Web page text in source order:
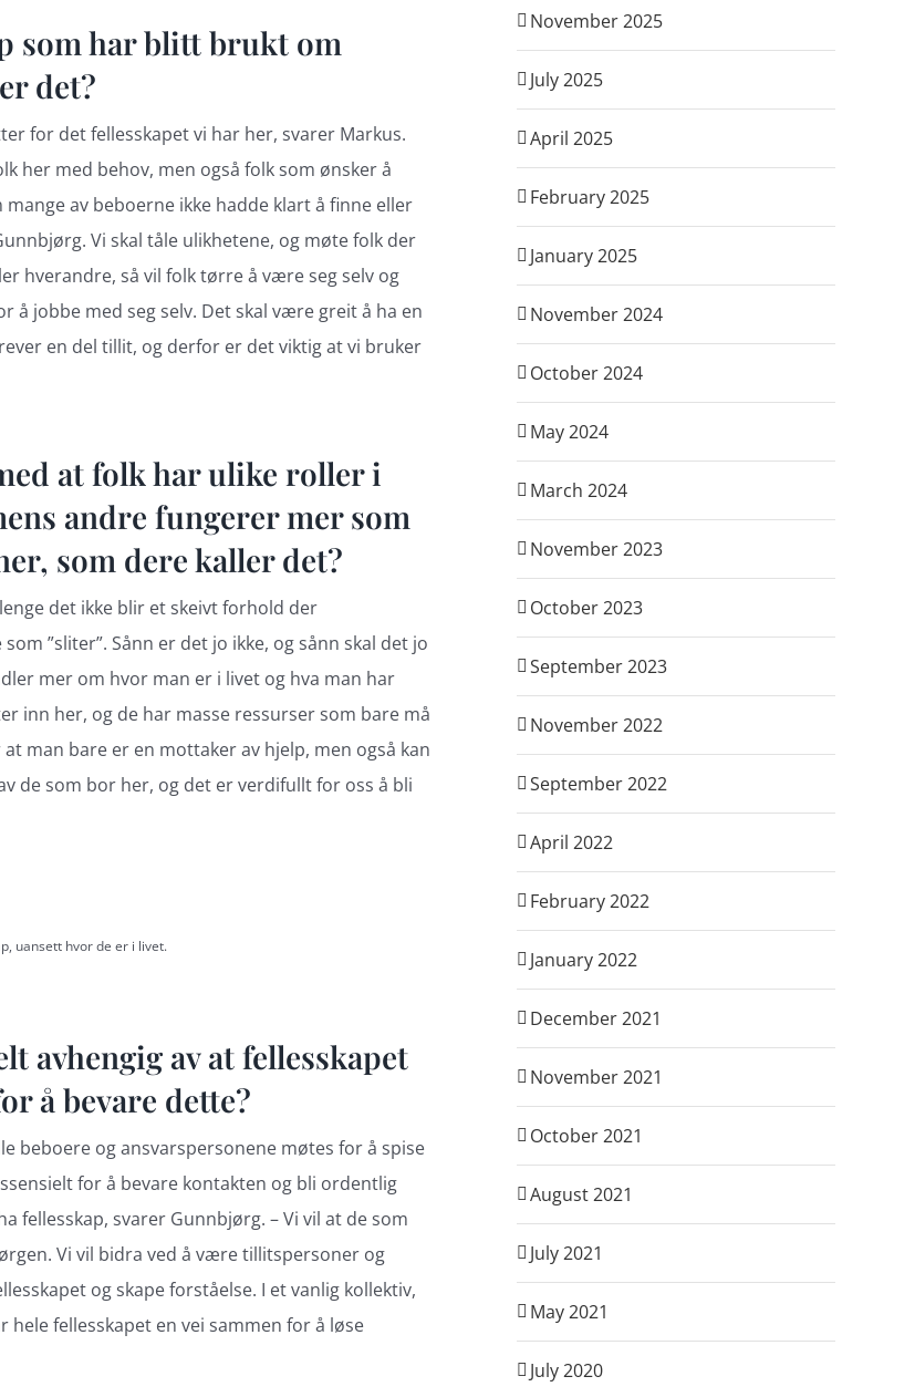
som har blitt brukt om
det?
for det fellesskapet vi har her, svarer Markus.
her med behov, men også folk som ønsker å
av beboerne ikke hadde klart å finne eller
Vi skal tåle ulikhetene, og møte folk der
hverandre, så vil folk tørre å være seg selv og
å jobbe med seg selv. Det skal være greit å ha en
en del tillit, og derfor er det viktig at vi bruker
at folk har ulike roller i
andre fungerer mer som
som dere kaller det?
det ikke blir et skeivt forhold der
”sliter”. Sånn er det jo ikke, og sånn skal det jo
mer om hvor man er i livet og hva man har
inn her, og de har masse ressurser som bare må
man bare er en mottaker av hjelp, men også kan
de som bor her, og det er verdifullt for oss å bli
uansett hvor de er i livet.
avhengig av at fellesskapet
å bevare dette?
beboere og ansvarspersonene møtes for å spise
for å bevare kontakten og bli ordentlig
fellesskap, svarer Gunnbjørg. – Vi vil at de som
Vi vil bidra ved å være tillitspersoner og
og skape forståelse. I et vanlig kollektiv,
fellesskapet en vei sammen for å løse
November 2025
July 2025
April 2025
February 2025
January 2025
November 2024
October 2024
May 2024
March 2024
November 2023
October 2023
September 2023
November 2022
September 2022
April 2022
February 2022
January 2022
December 2021
November 2021
October 2021
August 2021
July 2021
May 2021
July 2020